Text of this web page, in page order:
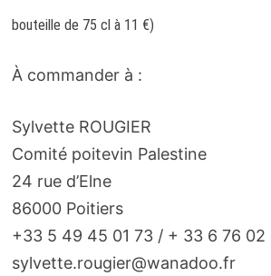
bouteille de 75 cl à 11 €)
À commander à :
Sylvette ROUGIER
Comité poitevin Palestine
24 rue d’Elne
86000 Poitiers
+33 5 49 45 01 73 / + 33 6 76 02
sylvette.rougier@wanadoo.fr